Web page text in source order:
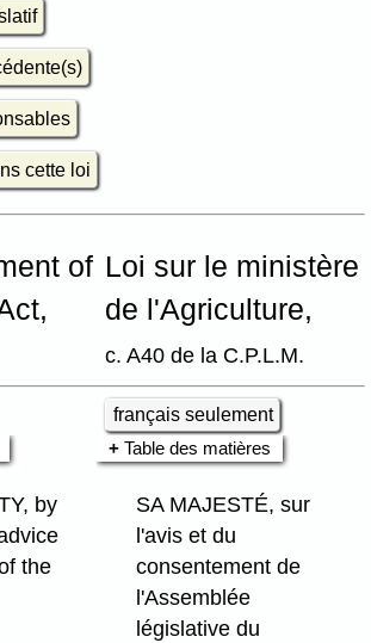
cette loi
of Loi sur le ministère
de l'Agriculture,
c. A40 de la C.P.L.M.
français seulement
Table des matières
by
the
SA MAJESTÉ, sur
l'avis et du
consentement de
l'Assemblée
législative du